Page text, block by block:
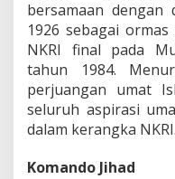
bersamaan
1926 sebagai
NKRI final pada
tahun 1984.
perjuangan umat
seluruh aspirasi
dalam kerangka NKRI.
Komando Jihad